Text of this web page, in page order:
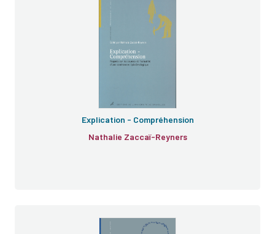
Explication - Compréhension
Nathalie Zaccaï-Reyners